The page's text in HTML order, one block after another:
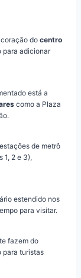
do centro
para adicionar
está a
como a Plaza
de metrô
1, 2 e 3),
estendido nos
para visitar.
fazem do
para turistas